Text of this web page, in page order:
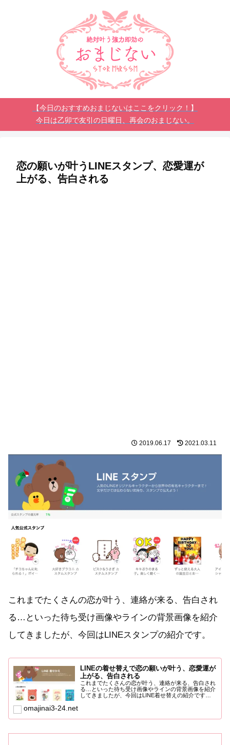
【今日のおすすめおまじないはここをクリック！】
今日は乙卯で友引の日曜日、再会のおまじない。
恋の願いが叶うLINEスタンプ、恋愛運が
上がる、告白される
2019.06.17 2021.03.11
これまでたくさんの恋が叶う、連絡が来る、告白され
る…といった待ち受け画像やラインの背景画像を紹介
してきましたが、今回はLINEスタンプの紹介です。
LINEの着せ替えで恋の願いが叶う、恋愛運が
上がる、告白される
これまでたくさんの恋が叶う、連絡が来る、告白され
る…といった待ち受け画像やラインの背景画像を紹介
してきましたが、今回はLINE着せ替えの紹介です。
omajinai3-24.net